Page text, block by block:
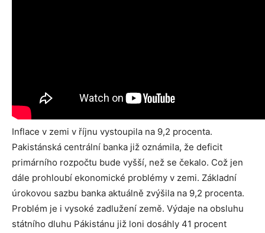
Inflace v zemi v říjnu vystoupila na 9,2 procenta.
Pakistánská centrální banka již oznámila, že deficit
primárního rozpočtu bude vyšší, než se čekalo. Což jen
dále prohloubí ekonomické problémy v zemi. Základní
úrokovou sazbu banka aktuálně zvýšila na 9,2 procenta.
Problém je i vysoké zadlužení země. Výdaje na obsluhu
státního dluhu Pákistánu již loni dosáhly 41 procent